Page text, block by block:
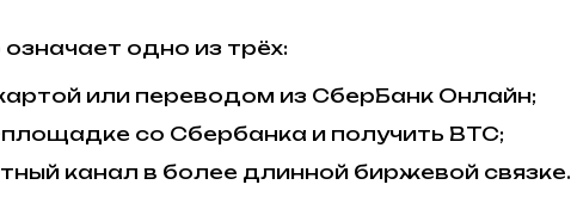
одно из трёх:
или переводом из СберБанк Онлайн;
со Сбербанка и получить BTC;
канал в более длинной биржевой связке.